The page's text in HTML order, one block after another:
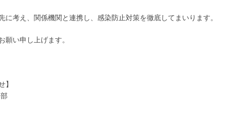
に考え、関係機関と連携し、感染防止対策を徹底してまいります。
願い申し上げます。
】